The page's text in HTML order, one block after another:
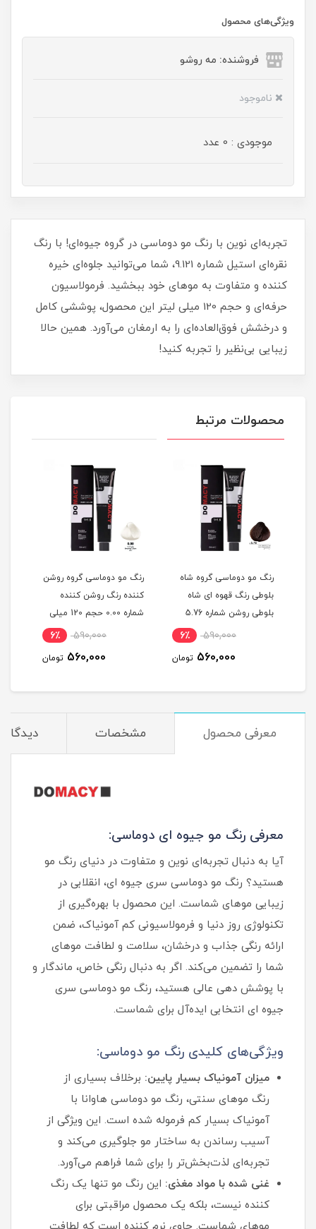
ویژگی‌های محصول
فروشنده: مه رو‌شو
ناموجود
موجودی : 0 عدد
تجربه‌ای نوین با رنگ مو دوماسی در گروه جیوه‌ای! با رنگ
نقره‌ای استیل شماره 9.121، شما می‌توانید جلوه‌ای خیره‌
کننده و متفاوت به موهای خود ببخشید. فرمولاسیون
حرفه‌ای و حجم 120 میلی‌ لیتر این محصول، پوششی کامل
و درخشش فوق‌العاده‌ای را به ارمغان می‌آورد. همین حالا
زیبایی بی‌نظیر را تجربه کنید!
محصولات مرتبط
رنگ مو دوماسی گروه شاه
بلوطی رنگ قهوه ای شاه
بلوطی روشن شماره 5.76
590,000 6٪
560,000 تومان
رنگ مو دوماسی گروه روشن
کننده رنگ روشن کننده
شماره 0.00 حجم 120 میلی
590,000 6٪
560,000 تومان
معرفی محصول مشخصات
معرفی رنگ مو جیوه ای دوماسی:
آیا به دنبال تجربه‌ای نوین و متفاوت در دنیای رنگ مو
هستید؟ رنگ مو دوماسی سری جیوه ای، انقلابی در
زیبایی موهای شماست. این محصول با بهره‌گیری از
تکنولوژی روز دنیا و فرمولاسیونی کم‌ آمونیاک، ضمن
ارائه رنگی جذاب و درخشان، سلامت و لطافت موهای
شما را تضمین می‌کند. اگر به دنبال رنگی خاص، ماندگار و
با پوشش‌ دهی عالی هستید، رنگ مو دوماسی سری
جیوه ای انتخابی ایده‌آل برای شماست.
ویژگی‌های کلیدی رنگ مو دوماسی:
میزان آمونیاک بسیار پایین: برخلاف بسیاری از
رنگ موهای سنتی، رنگ مو دوماسی هاوانا با
آمونیاک بسیار کم فرموله شده است. این ویژگی از
آسیب رساندن به ساختار مو جلوگیری می‌کند و
تجربه‌ای لذت‌بخش‌تر را برای شما فراهم می‌آورد.
غنی شده با مواد مغذی: این رنگ مو تنها یک رنگ‌
کننده نیست، بلکه یک محصول مراقبتی برای